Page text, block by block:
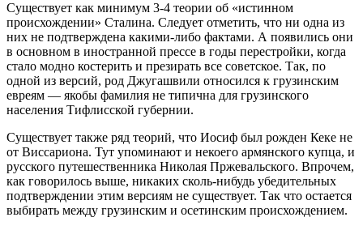
Существует как минимум 3-4 теории об «истинном
происхождении» Сталина. Следует отметить, что ни одна из
них не подтверждена какими-либо фактами. А появились они
в основном в иностранной прессе в годы перестройки, когда
стало модно костерить и презирать все советское. Так, по
одной из версий, род Джугашвили относился к грузинским
евреям — якобы фамилия не типична для грузинского
населения Тифлисской губернии.
Существует также ряд теорий, что Иосиф был рожден Кеке не
от Виссариона. Тут упоминают и некоего армянского купца, и
русского путешественника Николая Пржевальского. Впрочем,
как говорилось выше, никаких сколь-нибудь убедительных
подтверждении этим версиям не существует. Так что остается
выбирать между грузинским и осетинским происхождением.